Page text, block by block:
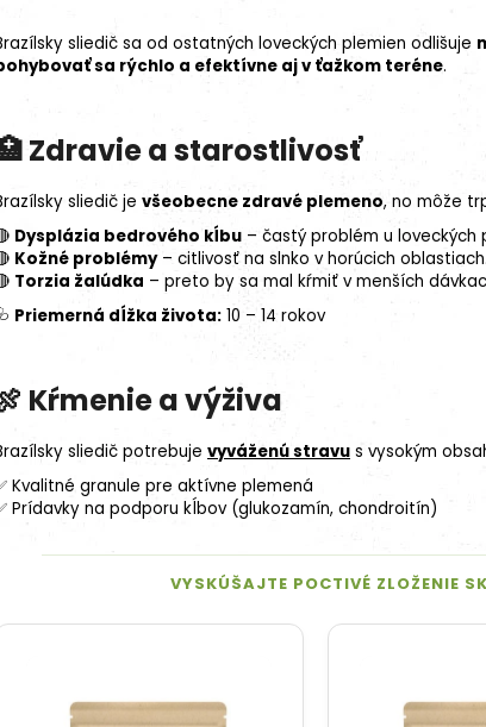
sliedič sa od ostatných loveckých plemien odlišuje
sa rýchlo a efektívne aj v ťažkom teréne.
Zdravie a starostlivosť
sliedič je všeobecne zdravé plemeno, no môže
Dysplázia bedrového kĺbu – častý problém u loveckých
Kožné problémy– citlivosť na slnko v horúcich oblastiach.
Torzia žalúdka – preto by sa mal kŕmiť v menších
Priemerná dĺžka života: 10 – 14 rokov
Kŕmenie a výživa
sliedič potrebuje vyváženú stravu s vysokým
Kvalitné granule pre aktívne plemená
Prídavky na podporu kĺbov (glukozamín, chondroitín)